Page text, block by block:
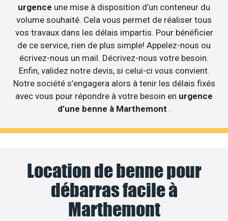
urgence une mise à disposition d’un conteneur du
volume souhaité. Cela vous permet de réaliser tous
vos travaux dans les délais impartis. Pour bénéficier
de ce service, rien de plus simple! Appelez-nous ou
écrivez-nous un mail. Décrivez-nous votre besoin.
Enfin, validez notre devis, si celui-ci vous convient.
Notre société s’engagera alors à tenir les délais fixés
avec vous pour répondre à votre besoin en urgence
d’une benne à Marthemont .
Location de benne pour
débarras facile à
Marthemont